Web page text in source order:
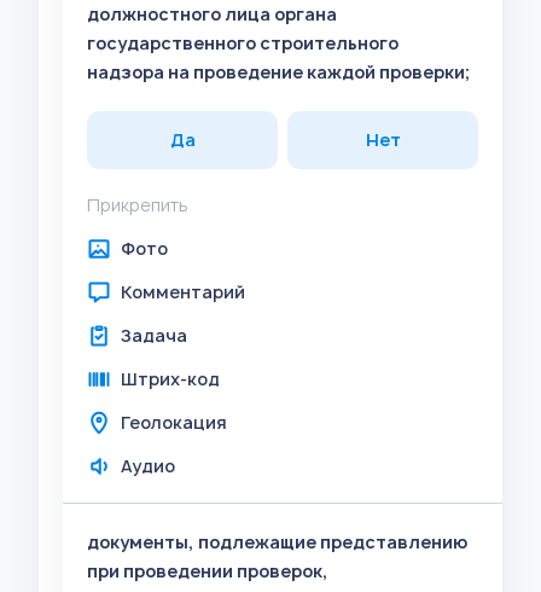
должностного лица органа
государственного строительного
надзора на проведение каждой проверки;
Да Нет
Прикрепить
Фото
Комментарий
Задача
Штрих-код
Геолокация
Аудио
документы, подлежащие представлению
при проведении проверок,